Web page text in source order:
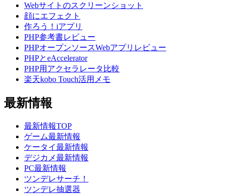
Webサイトのスクリーンショット
顔にエフェクト
作ろう！iアプリ
PHP参考書レビュー
PHPオープンソースWebアプリレビュー
PHPとeAccelerator
PHP用アクセラレータ比較
楽天kobo Touch活用メモ
最新情報
最新情報TOP
ゲーム最新情報
ケータイ最新情報
デジカメ最新情報
PC最新情報
ツンデレサーチ！
ツンデレ抽選器